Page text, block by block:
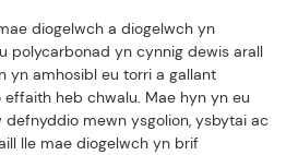
diogelwch a diogelwch yn
polycarbonad yn cynnig dewis arall
yn amhosibl eu torri a gallant
heb chwalu. Mae hyn yn eu
mewn ysgolion, ysbytai ac
lle mae diogelwch yn brif